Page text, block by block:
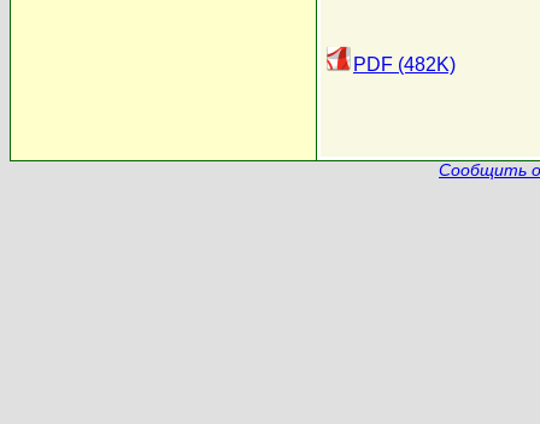
PDF (482K)
Сообщить о